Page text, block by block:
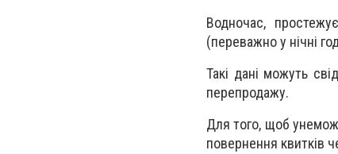
Водночас,
(переважно у нічні
Такі дані можуть
перепродажу.
Для того, щоб
повернення квитків